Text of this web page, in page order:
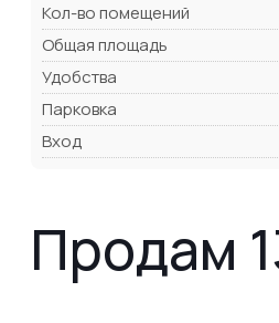
Кол-во помещений
Общая площадь
Удобства
Парковка
Вход
Продам